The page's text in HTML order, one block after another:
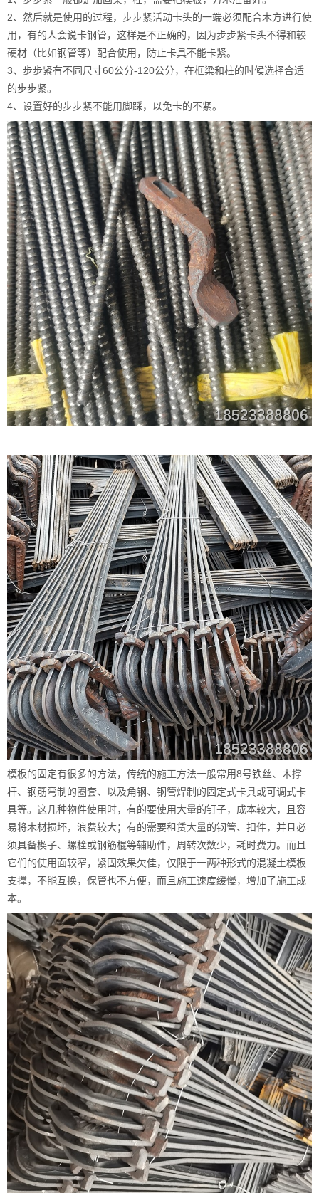
2、然后就是使用的过程，步步紧活动卡头的一端必须配合木方进行使
用，有的人会说卡钢管，这样是不正确的，因为步步紧卡头不得和较
硬材（比如钢管等）配合使用，防止卡具不能卡紧。
3、步步紧有不同尺寸60公分-120公分，在框梁和柱的时候选择合适
的步步紧。
4、设置好的步步紧不能用脚踩，以免卡的不紧。
模板的固定有很多的方法，传统的施工方法一般常用8号铁丝、木撑
杆、钢筋弯制的圈套、以及角钢、钢管焊制的固定式卡具或可调式卡
具等。这几种物件使用时，有的要使用大量的钉子，成本较大，且容
易将木材损坏，浪费较大；有的需要租赁大量的钢管、扣件，并且必
须具备楔子、螺栓或钢筋棍等辅助件，周转次数少，耗时费力。而且
它们的使用面较窄，紧固效果欠佳，仅限于一两种形式的混凝土模板
支撑，不能互换，保管也不方便，而且施工速度缓慢，增加了施工成
本。